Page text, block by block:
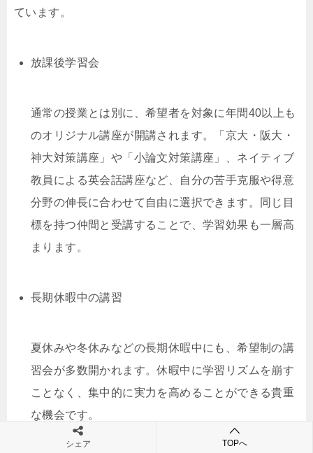
ています。
放課後学習会
通常の授業とは別に、希望者を対象に年間40以上も
のオリジナル講座が開講されます。「京大・阪大・
神大対策講座」や「小論文対策講座」、ネイティブ
教員による英会話講座など、自分の苦手克服や得意
分野の伸長に合わせて自由に選択できます。同じ目
標を持つ仲間と受講することで、学習効果も一層高
まります。
長期休暇中の講習
夏休みや冬休みなどの長期休暇中にも、希望制の講
習会が多数開かれます。休暇中に学習リズムを崩す
ことなく、集中的に実力を高めることができる貴重
な機会です。
シェア TOPへ